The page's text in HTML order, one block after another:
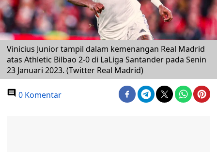
Vinicius Junior tampil dalam kemenangan Real Madrid
atas Athletic Bilbao 2-0 di LaLiga Santander pada Senin
23 Januari 2023. (Twitter Real Madrid)
0 Komentar